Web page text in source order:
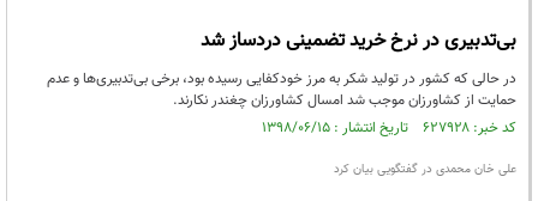
بی‌تدبیری در نرخ خرید تضمینی دردساز شد
در حالی که کشور در تولید شکر به مرز خودکفایی رسیده بود، برخی بی‌تدبیری‌ها و عدم
حمایت از کشاورزان موجب شد امسال کشاورزان چغندر نکارند.
کد خبر: ۶۲۷۹۲۸ تاریخ انتشار : ۱۳۹۸/۰۶/۱۵
علی خان محمدی در گفتگویی بیان کرد